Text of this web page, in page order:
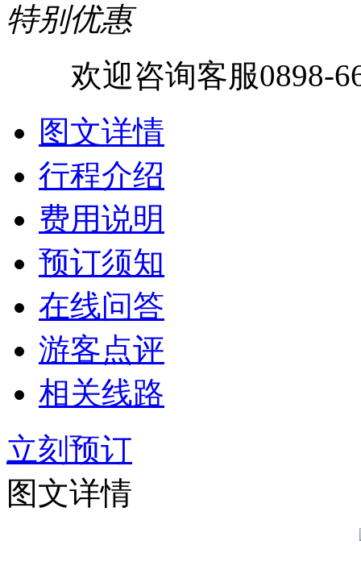
特别优惠
欢迎咨询客服0898-
图文详情
行程介绍
费用说明
预订须知
在线问答
游客点评
相关线路
立刻预订
图文详情